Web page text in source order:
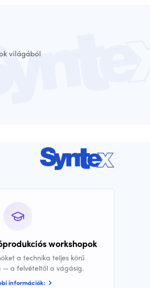
világából
workshopok
a technika teljes körű
— a felvételtől a vágásig.
információk: